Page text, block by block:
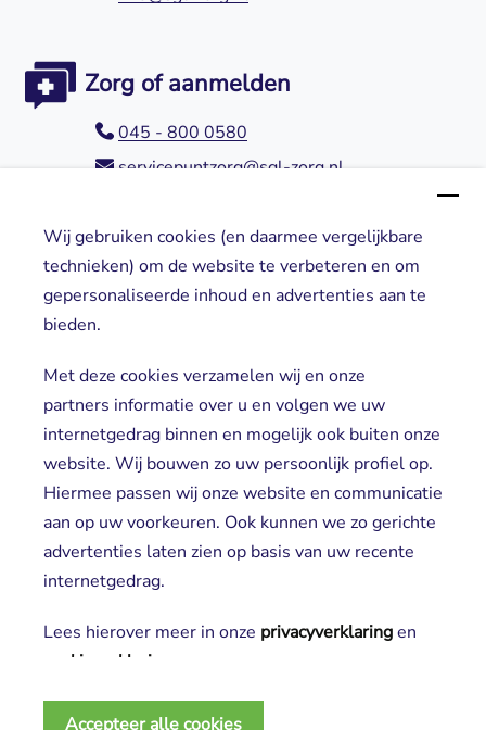
Wij gebruiken cookies (en daarmee vergelijkbare
technieken) om de website te verbeteren en om
gepersonaliseerde inhoud en advertenties aan te
bieden.
Met deze cookies verzamelen wij en onze
partners informatie over u en volgen we uw
internetgedrag binnen en mogelijk ook buiten onze
website. Wij bouwen zo uw persoonlijk profiel op.
Hiermee passen wij onze website en communicatie
aan op uw voorkeuren. Ook kunnen we zo gerichte
advertenties laten zien op basis van uw recente
internetgedrag.
Lees hierover meer in onze privacyverklaringen
cookieverklaring
Noodzakelijke cookies
Accepteer alle cookies
Zorg of aanmelden
045 - 800 0580
servicepuntzorg@sgl-zorg.nl
Direct naar
Locaties
Vrijwilligers
Aanmelden nieuwsbrief
Privacy verklaring